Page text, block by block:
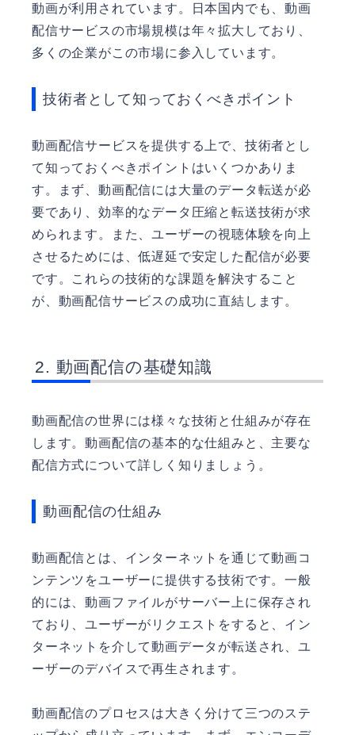
動画が利用されています。日本国内でも、動画
配信サービスの市場規模は年々拡大しており、
多くの企業がこの市場に参入しています。
技術者として知っておくべきポイント
動画配信サービスを提供する上で、技術者とし
て知っておくべきポイントはいくつかありま
す。まず、動画配信には大量のデータ転送が必
要であり、効率的なデータ圧縮と転送技術が求
められます。また、ユーザーの視聴体験を向上
させるためには、低遅延で安定した配信が必要
です。これらの技術的な課題を解決すること
が、動画配信サービスの成功に直結します。
動画配信の基礎知識
動画配信の世界には様々な技術と仕組みが存在
します。動画配信の基本的な仕組みと、主要な
配信方式について詳しく知りましょう。
動画配信の仕組み
動画配信とは、インターネットを通じて動画コ
ンテンツをユーザーに提供する技術です。一般
的には、動画ファイルがサーバー上に保存され
ており、ユーザーがリクエストをすると、イン
ターネットを介して動画データが転送され、ユ
ーザーのデバイスで再生されます。
動画配信のプロセスは大きく分けて三つのステ